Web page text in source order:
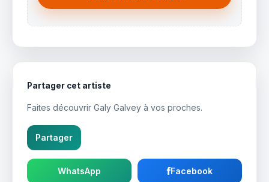
Partager cet artiste
Faites découvrir Galy Galvey à vos proches.
Partager
WhatsApp Facebook